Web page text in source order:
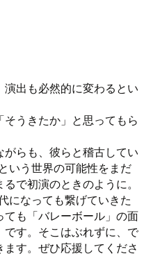
出も必然的に変わるとい
うきたか」と思ってもら
らも、彼らと稽古してい
いう世界の可能性をまだ
で初演のときのように。
になっても繋げていきた
も「バレーボール」の面
す。そこはぶれずに、で
す。ぜひ応援してくださ